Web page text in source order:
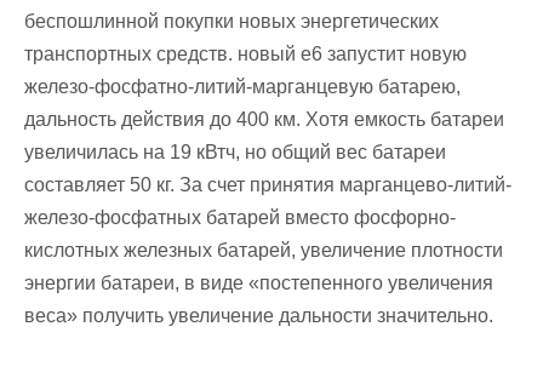
беспошлинной покупки новых энергетических
транспортных средств. новый e6 запустит новую
железо-фосфатно-литий-марганцевую батарею,
дальность действия до 400 км. Хотя емкость батареи
увеличилась на 19 кВтч, но общий вес батареи
составляет 50 кг. За счет принятия марганцево-литий-
железо-фосфатных батарей вместо фосфорно-
кислотных железных батарей, увеличение плотности
энергии батареи, в виде «постепенного увеличения
веса» получить увеличение дальности значительно.